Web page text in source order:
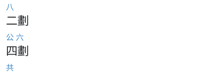
八
二劃
公 六
四劃
共